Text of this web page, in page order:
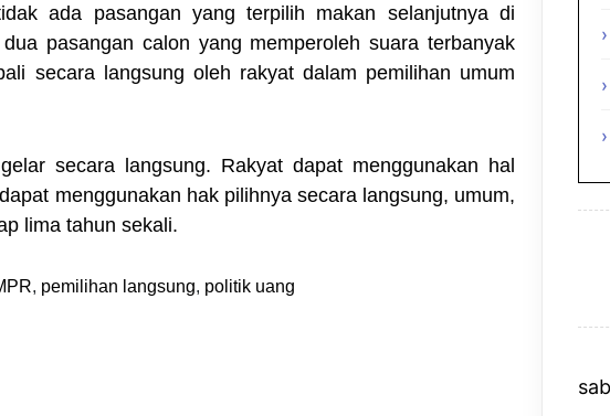
ada pasangan yang terpilih makan selanjutnya di
pasangan calon yang memperoleh suara terbanyak
secara langsung oleh rakyat dalam pemilihan umum
secara langsung. Rakyat dapat menggunakan hal
menggunakan hak pilihnya secara langsung, umum,
lima tahun sekali.
, pemilihan langsung, politik uang